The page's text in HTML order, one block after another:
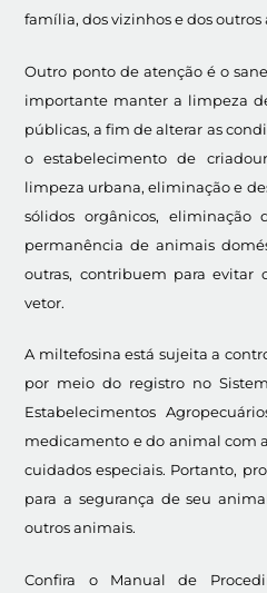
família, dos vizinhos e dos outros
Outro ponto de atenção é o
importante manter a limpeza
públicas, a fim de alterar as
o estabelecimento de
limpeza urbana, eliminação e
sólidos orgânicos,
permanência de animais
outras, contribuem para evitar
vetor.
A miltefosina está sujeita a
por meio do registro no
Estabelecimentos
medicamento e do animal com
cuidados especiais. Portanto,
para a segurança de seu
outros animais.
Confira o Manual de